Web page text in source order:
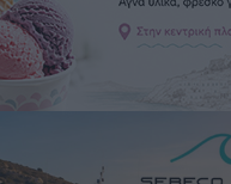
ενοίκια «τινάζουν στον
προϋπολογισμούς
πριν 22 ώρες
παραδόθηκαν στις